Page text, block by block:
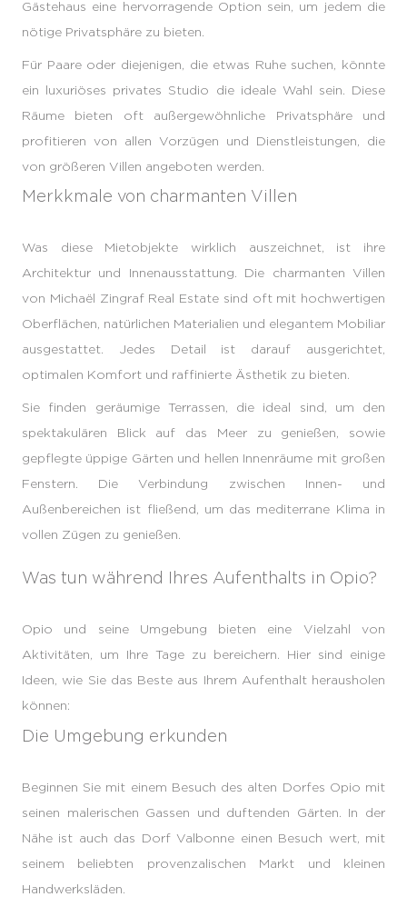
Gästehaus eine hervorragende Option sein, um jedem die
nötige Privatsphäre zu bieten.
Für Paare oder diejenigen, die etwas Ruhe suchen, könnte
ein luxuriöses privates Studio die ideale Wahl sein. Diese
Räume bieten oft außergewöhnliche Privatsphäre und
profitieren von allen Vorzügen und Dienstleistungen, die
von größeren Villen angeboten werden.
Merkkmale von charmanten Villen
Was diese Mietobjekte wirklich auszeichnet, ist ihre
Architektur und Innenausstattung. Die charmanten Villen
von Michaël Zingraf Real Estate sind oft mit hochwertigen
Oberflächen, natürlichen Materialien und elegantem Mobiliar
ausgestattet. Jedes Detail ist darauf ausgerichtet,
optimalen Komfort und raffinierte Ästhetik zu bieten.
Sie finden geräumige Terrassen, die ideal sind, um den
spektakulären Blick auf das Meer zu genießen, sowie
gepflegte üppige Gärten und hellen Innenräume mit großen
Fenstern. Die Verbindung zwischen Innen- und
Außenbereichen ist fließend, um das mediterrane Klima in
vollen Zügen zu genießen.
Was tun während Ihres Aufenthalts in Opio?
Opio und seine Umgebung bieten eine Vielzahl von
Aktivitäten, um Ihre Tage zu bereichern. Hier sind einige
Ideen, wie Sie das Beste aus Ihrem Aufenthalt herausholen
können:
Die Umgebung erkunden
Beginnen Sie mit einem Besuch des alten Dorfes Opio mit
seinen malerischen Gassen und duftenden Gärten. In der
Nähe ist auch das Dorf Valbonne einen Besuch wert, mit
seinem beliebten provenzalischen Markt und kleinen
Handwerksläden.